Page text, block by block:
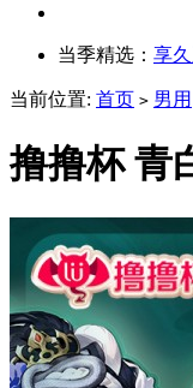
当季精选： 享
当前位置: 首页 > 男用
撸撸杯 青